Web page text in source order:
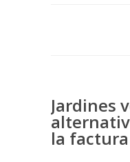
Jardines
la